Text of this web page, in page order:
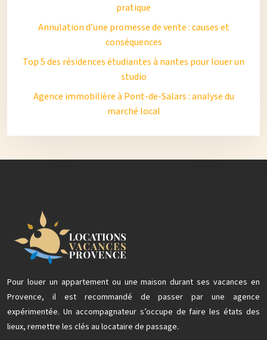
pratique
Annulation d’une promesse de vente : causes et
conséquences
Top 5 des résidences étudiantes à nantes pour louer un
studio
Agence immobilière à Pont-de-Salars : analyse du
marché local
Pour louer un appartement ou une maison durant ses vacances en
Provence, il est recommandé de passer par une agence
expérimentée. Un accompagnateur s’occupe de faire les états des
lieux, remettre les clés au locataire de passage.